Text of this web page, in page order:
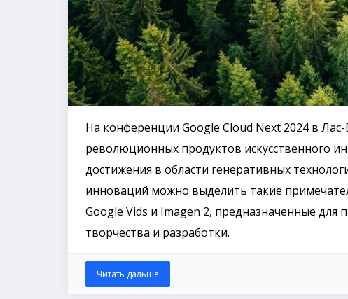
На конференции Google Cloud Next 2024 в Лас-
революционных продуктов искусственного
достижения в области генеративных
инноваций можно выделить такие
Google Vids и Imagen 2, предназначенные для
творчества и разработки.
Читать дальше